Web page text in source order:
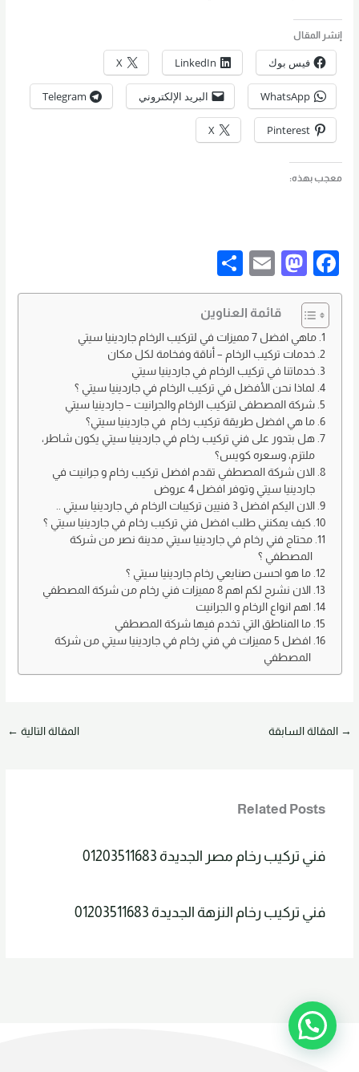
إنشر المقال
فيس بوك LinkedIn
X
WhatsApp البريد الإلكتروني Telegram
Pinterest
X
معجب بهذه:
F
a
c
e
b
o
o
k
M
a
st
o
d
o
n
E
m
ail
h
ar
e
قائمة العناوين
ماهي افضل 7 مميزات في لتركيب الرخام جاردينيا سيتي
خدمات تركيب الرخام – أناقة وفخامة لكل مكان
خدماتنا في تركيب الرخام في جاردينيا سيتي
لماذا نحن الأفضل في تركيب الرخام في جاردينيا سيتي ؟
شركة المصطفى لتركيب الرخام والجرانيت – جاردينيا سيتي
ما هي افضل طريقة تركيب رخام في جاردينيا سيتي؟
هل بتدور على فني تركيب رخام في جاردينيا سيتي يكون شاطر،
ملتزم، وسعره كويس؟
الان شركة المصطفي تقدم افضل تركيب رخام و جرانيت في
جاردينيا سيتي وتوفر افضل 4 عروض
الان اليكم افضل 3 فنيين تركيبات الرخام في جاردينيا سيتي ..
كيف يمكنني طلب افضل فني تركيب رخام في جاردينيا سيتي ؟
محتاج فني رخام في جاردينيا سيتي مدينة نصر من شركة
المصطفي ؟
ما هو احسن صنايعي رخام جاردينيا سيتي ؟
الان نشرح لكم اهم 8 مميزات فني رخام من شركة المصطفي
اهم انواع الرخام و الجرانيت
ما المناطق التي تخدم فيها شركة المصطفي
افضل 5 مميزات في فني رخام في جاردينيا سيتي من شركة
المصطفي
→ المقالة السابقة المقالة التالية ←
Related Posts
فني تركيب رخام مصر الجديدة 01203511683
فني تركيب رخام النزهة الجديدة 01203511683